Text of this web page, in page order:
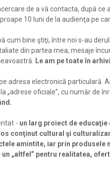
de a vă contacta, după ce
10 luni de la audienţa pe
cum bine ştiţi, între noi s-au
din partea mea, mesaje
Le am pe toate în
adresa electronică particulară.
„adrese oficiale”, cu număr de
- un larg proiect de
conţinut cultural şi
amintite, iar prin produsele
„altfel” pentru realitatea,